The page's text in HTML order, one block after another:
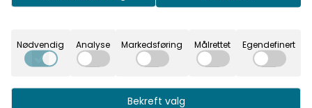
Nødvendig Analyse Markedsføring Målrettet Egendefinert
Bekreft valg